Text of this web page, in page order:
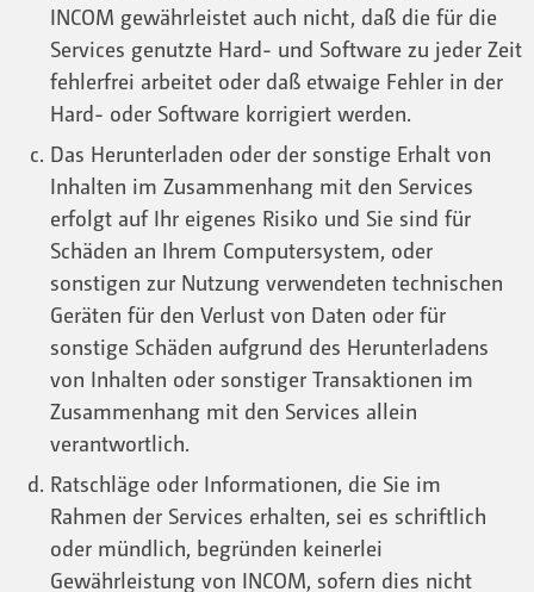
INCOM gewährleistet auch nicht, daß die für die
Services genutzte Hard- und Software zu jeder Zeit
fehlerfrei arbeitet oder daß etwaige Fehler in der
Hard- oder Software korrigiert werden.
Das Herunterladen oder der sonstige Erhalt von
Inhalten im Zusammenhang mit den Services
erfolgt auf Ihr eigenes Risiko und Sie sind für
Schäden an Ihrem Computersystem, oder
sonstigen zur Nutzung verwendeten technischen
Geräten für den Verlust von Daten oder für
sonstige Schäden aufgrund des Herunterladens
von Inhalten oder sonstiger Transaktionen im
Zusammenhang mit den Services allein
verantwortlich.
Ratschläge oder Informationen, die Sie im
Rahmen der Services erhalten, sei es schriftlich
oder mündlich, begründen keinerlei
Gewährleistung von INCOM, sofern dies nicht